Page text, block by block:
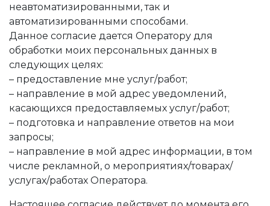
неавтоматизированными, так и
автоматизированными способами.
Данное согласие дается Оператору для
обработки моих персональных данных в
следующих целях:
– предоставление мне услуг/работ;
– направление в мой адрес уведомлений,
касающихся предоставляемых услуг/работ;
– подготовка и направление ответов на мои
запросы;
– направление в мой адрес информации, в том
числе рекламной, о мероприятиях/товарах/
услугах/работах Оператора.